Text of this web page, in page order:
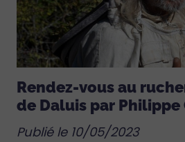
Rendez-vous au
de Daluis par Philippe
Publié le 10/05/2023